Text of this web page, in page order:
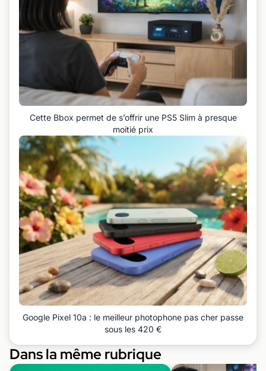
Cette Bbox permet de s’offrir une PS5 Slim à presque
moitié prix
Google Pixel 10a : le meilleur photophone pas cher passe
sous les 420 €
Dans la même rubrique